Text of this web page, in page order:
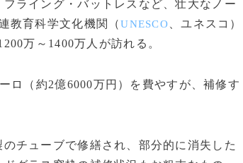
ライング・バットレスなど、壮大なノー
教育科学文化機関（UNESCO 、ユネスコ）
万～1400万人が訪れる。
ロ（約2億6000万円）を費やすが、補修す
チューブで修繕され、部分的に消失した